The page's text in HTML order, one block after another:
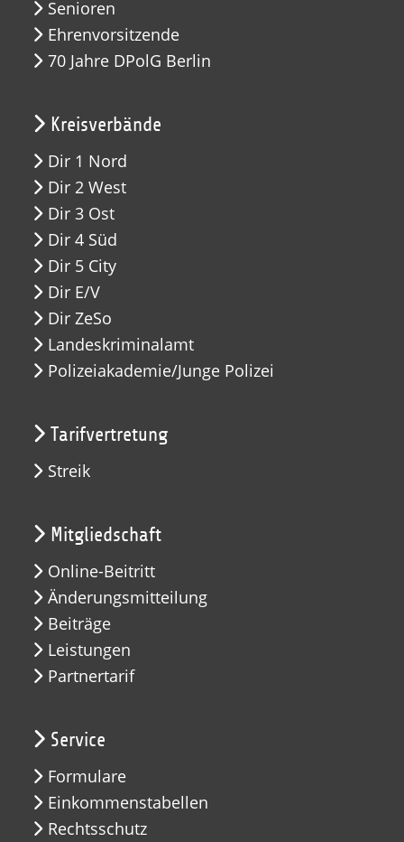
Senioren
Ehrenvorsitzende
70 Jahre DPolG Berlin
Kreisverbände
Dir 1 Nord
Dir 2 West
Dir 3 Ost
Dir 4 Süd
Dir 5 City
Dir E/V
Dir ZeSo
Landeskriminalamt
Polizeiakademie/Junge Polizei
Tarifvertretung
Streik
Mitgliedschaft
Online-Beitritt
Änderungsmitteilung
Beiträge
Leistungen
Partnertarif
Service
Formulare
Einkommenstabellen
Rechtsschutz